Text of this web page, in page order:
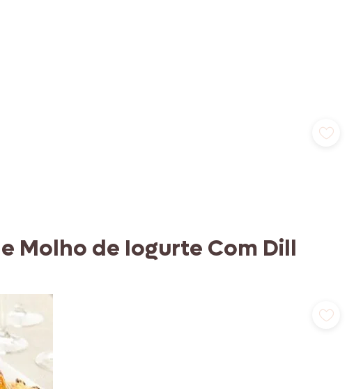
Molho de Iogurte Com Dill